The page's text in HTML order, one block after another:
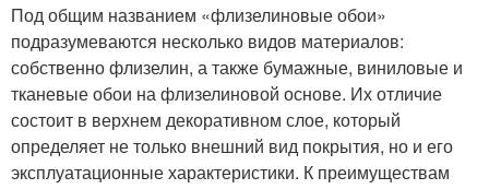
Под общим названием «флизелиновые обои»
подразумеваются несколько видов материалов:
собственно флизелин, а также бумажные, виниловые и
тканевые обои на флизелиновой основе. Их отличие
состоит в верхнем декоративном слое, который
определяет не только внешний вид покрытия, но и его
эксплуатационные характеристики. К преимуществам